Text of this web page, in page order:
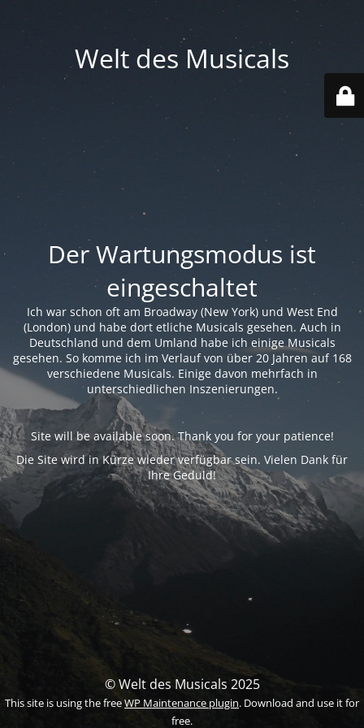
Welt des Musicals
Der Wartungsmodus ist
eingeschaltet
Ich war schon oft am Broadway (New York) und West End
(London) und habe dort etliche Musicals gesehen. Auch in
Deutschland und dem Umland habe ich einige Musicals
gesehen. So komme ich im Verlauf von über 20 Jahren auf 168
verschiedene Musicals. Einige davon mehrfach in
unterschiedlichen Inszenierungen.
Site will be available soon. Thank you for your patience!
Die Site wird in Kürze wieder verfügbar sein. Vielen Dank für
Ihre Geduld!
© Welt des Musicals 2025
This site is using the freeWP Maintenance plugin. Download and use it for
free.